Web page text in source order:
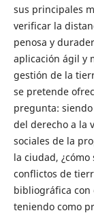
sus principales
verificar la
penosa y
aplicación ágil y
gestión de la
se pretende
pregunta:
del derecho a la
sociales de la
la ciudad,
conflictos de
bibliográfica con
teniendo como